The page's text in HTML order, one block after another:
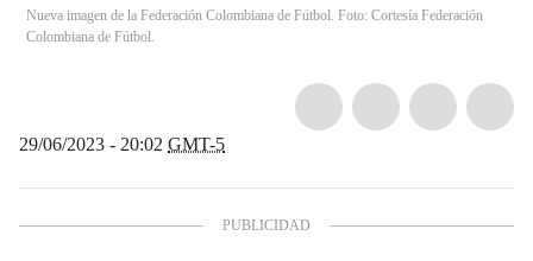
Nueva imagen de la Federación Colombiana de Fútbol. Foto: Cortesía Federación
Colombiana de Fútbol.
29/06/2023 - 20:02 GMT-5